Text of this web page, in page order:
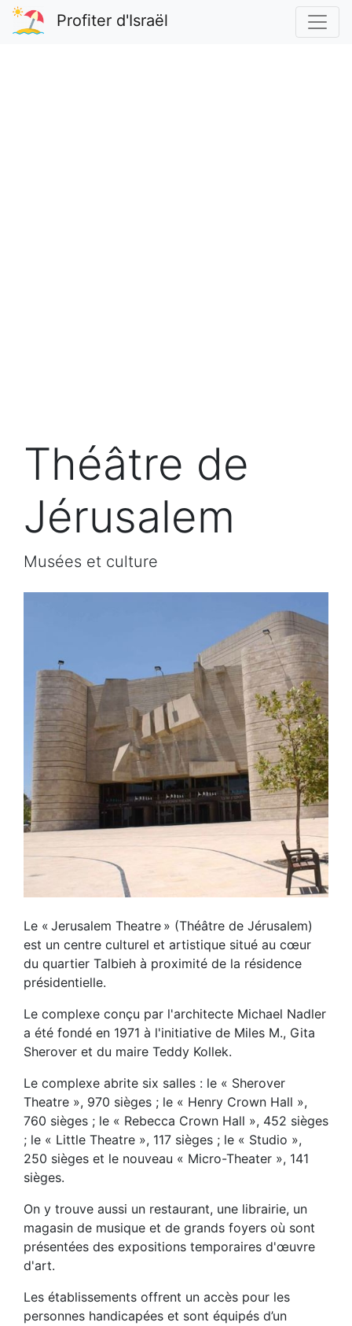
Profiter d'Israël
Théâtre de
Jérusalem
Musées et culture
Le « Jerusalem Theatre » (Théâtre de Jérusalem)
est un centre culturel et artistique situé au cœur
du quartier Talbieh à proximité de la résidence
présidentielle.
Le complexe conçu par l'architecte Michael Nadler
a été fondé en 1971 à l'initiative de Miles M., Gita
Sherover et du maire Teddy Kollek.
Le complexe abrite six salles : le « Sherover
Theatre », 970 sièges ; le « Henry Crown Hall »,
760 sièges ; le « Rebecca Crown Hall », 452 sièges
; le « Little Theatre », 117 sièges ; le « Studio »,
250 sièges et le nouveau « Micro-Theater », 141
sièges.
On y trouve aussi un restaurant, une librairie, un
magasin de musique et de grands foyers où sont
présentées des expositions temporaires d'œuvre
d'art.
Les établissements offrent un accès pour les
personnes handicapées et sont équipés d’un